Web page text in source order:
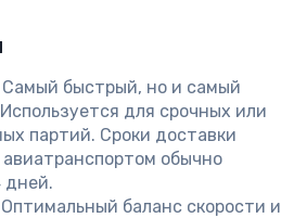
Самый быстрый, но и самый
для срочных или
партий. Сроки доставки
обычно
дней.
Оптимальный баланс скорости и